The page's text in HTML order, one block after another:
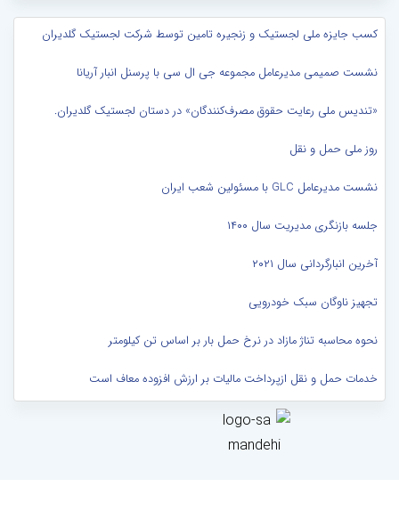
کسب جایزه ملی لجستیک و زنجیره تامین توسط شرکت لجستیک گلدیران
نشست صمیمی مدیرعامل مجموعه جی ال سی با پرسنل انبار آریانا
«تندیس ملی رعایت حقوق مصرف‌کنندگان» در دستان لجستیک گلدیران.
روز ملی حمل و نقل
نشست مدیرعامل GLC با مسئولین شعب ایران
جلسه بازنگری مدیریت سال ۱۴۰۰
آخرین انبارگردانی سال ۲۰۲۱
تجهیز ناوگان سبک خودرویی
نحوه محاسبه تناژ مازاد در نرخ حمل بار بر اساس تن کیلومتر
خدمات حمل و نقل ازپرداخت مالیات بر ارزش افزوده معاف است